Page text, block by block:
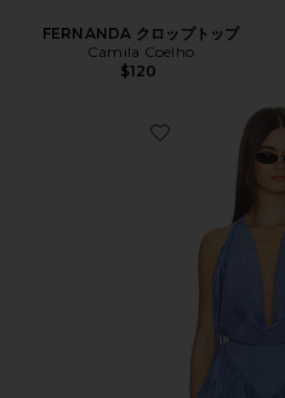
FERNANDA クロップトップ
Camila Coelho
$120